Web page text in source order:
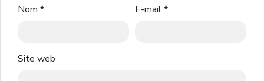
Nom * E-mail*
Site web